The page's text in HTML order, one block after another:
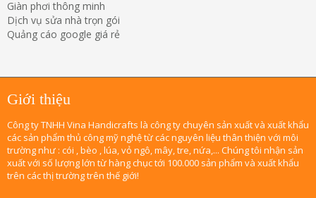
Giàn phơi thông minh
Dịch vụ sửa nhà trọn gói
Quảng cáo google giá rẻ
Giới thiệu
Công ty TNHH Vina Handicrafts là công ty chuyên sản xuất và xuất khẩu
các sản phẩm thủ công mỹ nghệ từ các nguyên liệu thân thiện với môi
trường như : cói , bèo , lúa, vỏ ngô, mây, tre, nứa,... Chúng tôi nhận sản
xuất với số lượng lớn từ hàng chục tới 100.000 sản phẩm và xuất khẩu
trên các thị trường trên thế giới!